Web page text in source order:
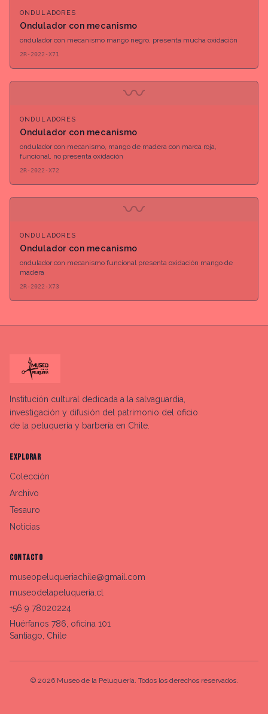
ONDULADORES
Ondulador con mecanismo
ondulador con mecanismo mango negro, presenta mucha oxidación
2R-2022-X71
〰
ONDULADORES
Ondulador con mecanismo
ondulador con mecanismo, mango de madera con marca roja,
funcional, no presenta oxidación
2R-2022-X72
〰
ONDULADORES
Ondulador con mecanismo
ondulador con mecanismo funcional presenta oxidación mango de
madera
2R-2022-X73
Institución cultural dedicada a la salvaguardia,
investigación y difusión del patrimonio del oficio
de la peluquería y barbería en Chile.
EXPLORAR
Colección
Archivo
Tesauro
Noticias
CONTACTO
museopeluqueriachile@gmail.com
museodelapeluqueria.cl
+56 9 78020224
Huérfanos 786, oficina 101
Santiago, Chile
© 2026Museo de la Peluquería. Todos los derechos reservados.